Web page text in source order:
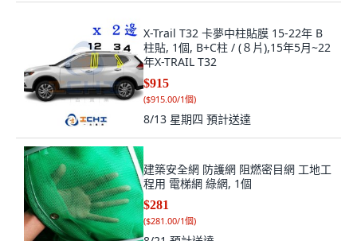
X-Trail T32 卡夢中柱貼膜 15-22年 B
柱貼, 1個, B+C柱 / (８片),15年5月~22
年X-TRAIL T32
$915
($915.00/1個)
8/13 星期四 預計送達
建築安全網 防護網 阻燃密目網 工地工
程用 電梯網 綠網, 1個
$281
($281.00/1個)